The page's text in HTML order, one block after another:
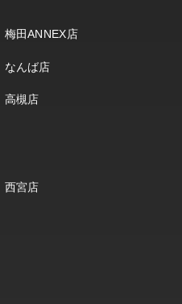
梅田ANNEX店
なんば店
高槻店
西宮店